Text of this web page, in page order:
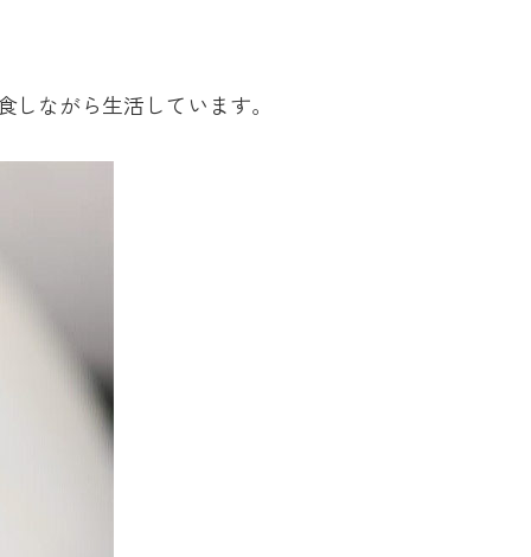
ながら生活しています。